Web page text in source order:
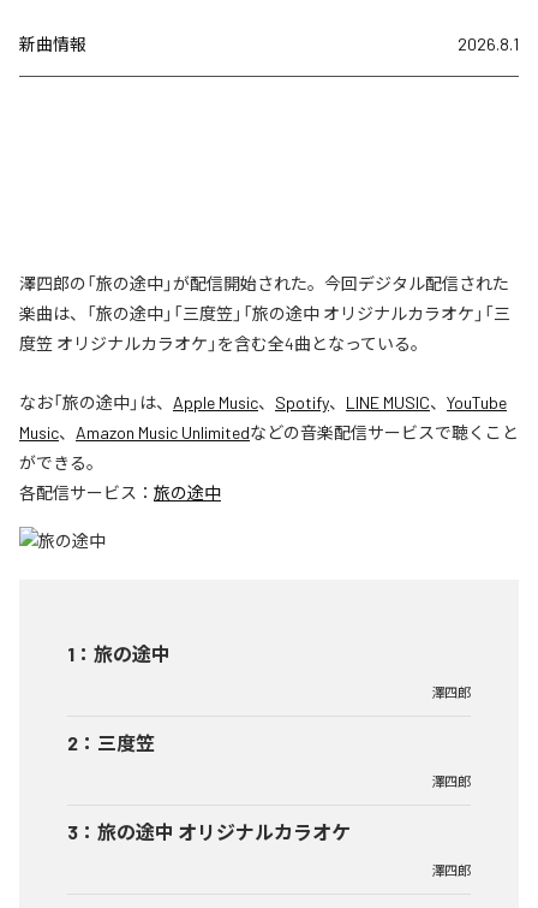
新曲情報 2026.8.1
澤四郎の「旅の途中」が配信開始された。今回デジタル配信された
楽曲は、「旅の途中」「三度笠」「旅の途中 オリジナルカラオケ」「三
度笠 オリジナルカラオケ」を含む全4曲となっている。
なお「旅の途中」は、 Apple Music、 Spotify、 LINE MUSIC、 YouTube
Music、 Amazon Music Unlimitedなどの音楽配信サービスで聴くこと
ができる。
各配信サービス： 旅の途中
1 ： 旅の途中
澤四郎
2 ： 三度笠
澤四郎
3 ： 旅の途中 オリジナルカラオケ
澤四郎